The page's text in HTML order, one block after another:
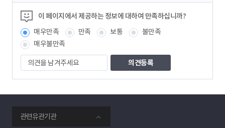
츠
정
보
책
임
자
이 페이지에서 제공하는 정보에 대하여 만족하십니까?
매우만족
만족 보통
불만족
매우불만족
의
견
을
겨
주
세
요
관련유관기관